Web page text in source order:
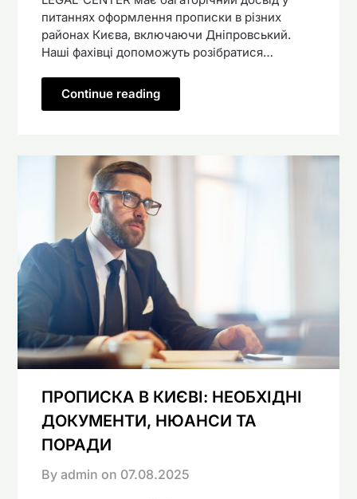
питаннях оформлення прописки в різних
районах Києва, включаючи Дніпровський.
Наші фахівці допоможуть розібратися…
Continue reading
ПРОПИСКА В КИЄВІ: НЕОБХІДНІ
ДОКУМЕНТИ, НЮАНСИ ТА
ПОРАДИ
By admin on 07.08.2025